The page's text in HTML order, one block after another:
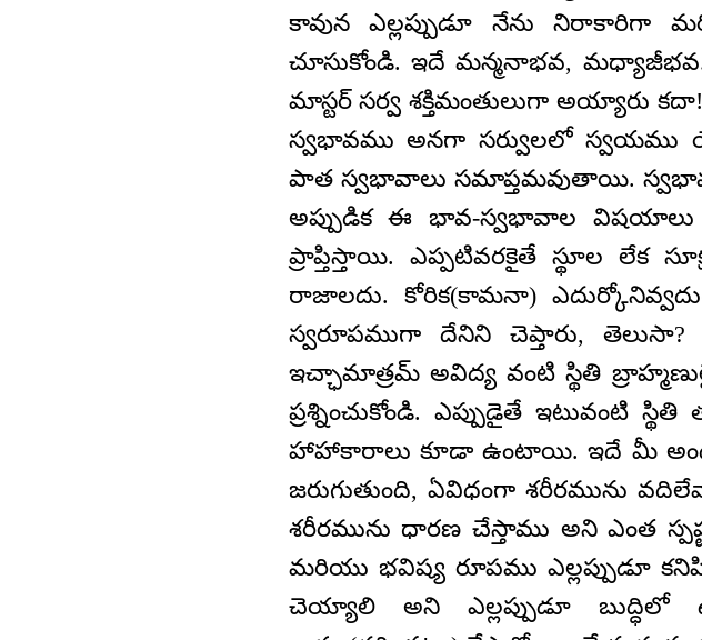
కావున ఎల్లప్పుడూ నేను
చూసుకోండి. ఇదే మన్మనాభవ,
మాస్టర్ సర్వ శక్తిమంతులుగా అయ్యారు
స్వభావము అనగా సర్వులలో స్వయము
పాత స్వభావాలు సమాప్తమవుతాయి.
అప్పుడిక ఈ భావ-స్వభావాల విషయాలు
ప్రాప్తిస్తాయి. ఎప్పటివరకైతే స్థూల లేక
రాజాలదు. కోరిక(కామనా)
స్వరూపముగా దేనిని చెప్తారు,
ఇచ్ఛామాత్రమ్ అవిద్య వంటి స్థితి
ప్రశ్నించుకోండి. ఎప్పుడైతే ఇటువంటి
హాహాకారాలు కూడా ఉంటాయి. ఇదే మీ
జరుగుతుంది, ఏవిధంగా శరీరమును
శరీరమును ధారణ చేస్తాము అని ఎంత
మరియు భవిష్య రూపము ఎల్లప్పుడూ
చెయ్యాలి అని ఎల్లప్పుడూ బుద్ధిలో